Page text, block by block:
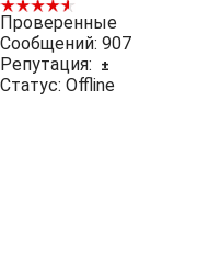
Проверенные
Сообщений: 907
Репутация:
±
Статус: Offline